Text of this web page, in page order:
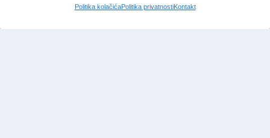
Politika kolačićaPolitika privatnostiKontakt